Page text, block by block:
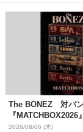
The BONEZ 対バ
『MATCHBOX2026
and Loathing in Las
2026/08/06 (木)